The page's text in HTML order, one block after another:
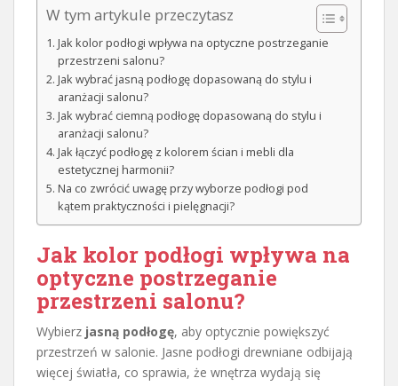
W tym artykule przeczytasz
Jak kolor podłogi wpływa na optyczne postrzeganie
przestrzeni salonu?
Jak wybrać jasną podłogę dopasowaną do stylu i
aranżacji salonu?
Jak wybrać ciemną podłogę dopasowaną do stylu i
aranżacji salonu?
Jak łączyć podłogę z kolorem ścian i mebli dla
estetycznej harmonii?
Na co zwrócić uwagę przy wyborze podłogi pod
kątem praktyczności i pielęgnacji?
Jak kolor podłogi wpływa na
optyczne postrzeganie
przestrzeni salonu?
Wybierz jasną podłogę, aby optycznie powiększyć
przestrzeń w salonie. Jasne podłogi drewniane odbijają
więcej światła, co sprawia, że wnętrza wydają się